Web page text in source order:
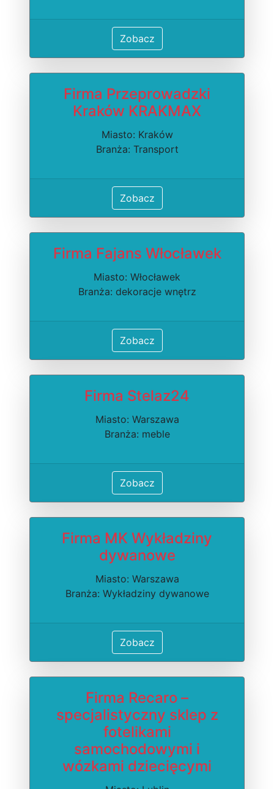
Zobacz
Firma Przeprowadzki
Kraków KRAKMAX
Miasto: Kraków
Branża: Transport
Zobacz
Firma Fajans Włocławek
Miasto: Włocławek
Branża: dekoracje wnętrz
Zobacz
Firma Stelaz24
Miasto: Warszawa
Branża: meble
Zobacz
Firma MK Wykładziny
dywanowe
Miasto: Warszawa
Branża: Wykładziny dywanowe
Zobacz
Firma Recaro –
specjalistyczny sklep z
fotelikami
samochodowymi i
wózkami dziecięcymi